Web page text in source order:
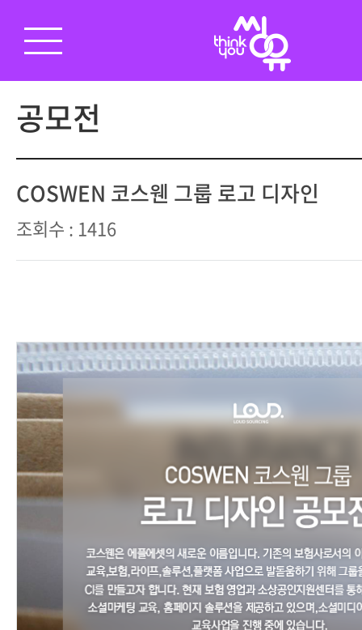
공모전
COSWEN 코스웬 그룹 로고 디자인
조회수 : 1416